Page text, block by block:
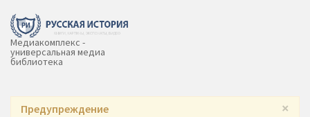
Медиакомплекс -
универсальная медиа
библиотека
×
Предупреждение